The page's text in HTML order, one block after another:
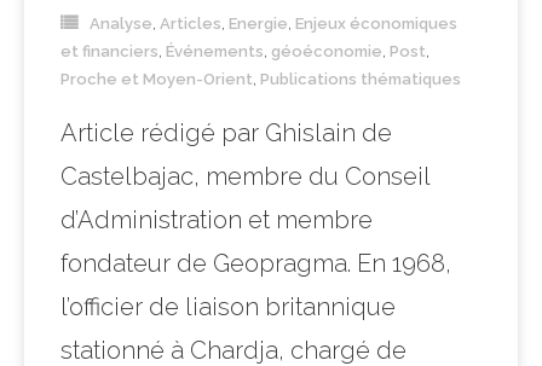
Analyse Articles Energie Enjeux économiques
et financiers Événements géoéconomie Post
Proche et Moyen-Orient Publications thématiques
Article rédigé par Ghislain de
Castelbajac, membre du Conseil
d’Administration et membre
fondateur de Geopragma. En 1968,
l’officier de liaison britannique
stationné à Chardja, chargé de